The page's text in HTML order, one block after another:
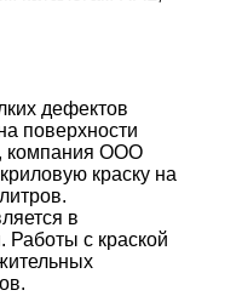
дефектов
поверхности
компания ООО
краску на
в
с краской